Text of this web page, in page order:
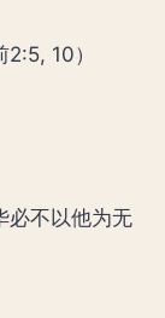
10）
必不以他为无